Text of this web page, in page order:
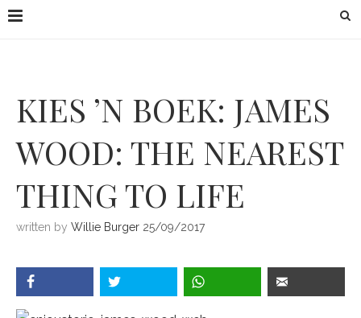
KIES ʼN BOEK: JAMES W
OOD: THE NEAREST T
HING TO LIFE
written by Willie Burger 25/09/2017